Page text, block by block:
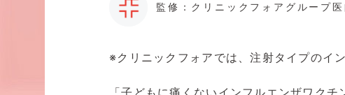
監修：クリニックフォアグループ医
※クリニックフォアでは、注射タイプのイ
「子どもに痛くないインフルエンザワク